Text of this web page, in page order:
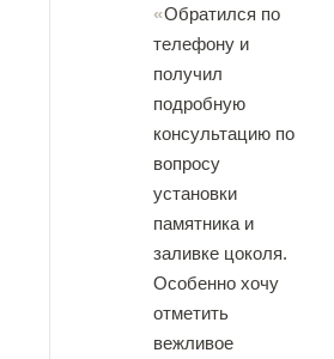
Обратился по
телефону и
получил
подробную
консультацию по
вопросу
установки
памятника и
заливке цоколя.
Особенно хочу
отметить
вежливое